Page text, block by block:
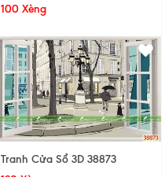
100 Xèng
Tranh Cửa Sổ 3D 38873